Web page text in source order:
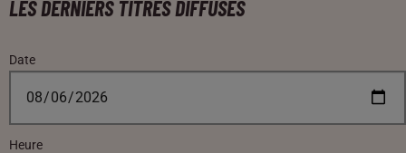
LES DERNIERS TITRES DIFFUSÉS
Date
Heure